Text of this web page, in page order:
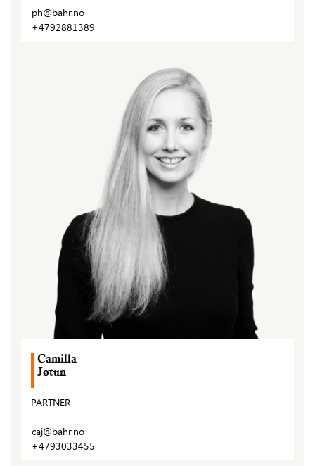
ph@bahr.no
+4792881389
Camilla
Jøtun
PARTNER
caj@bahr.no
+4793033455